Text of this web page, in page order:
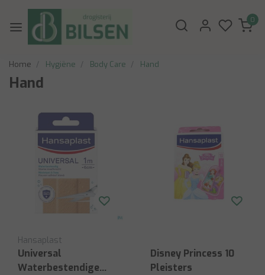
0
Home Hygiëne Body Care Hand
Hand
Hansaplast
Universal
Waterbestendige
Disney Princess 10
Pleisters